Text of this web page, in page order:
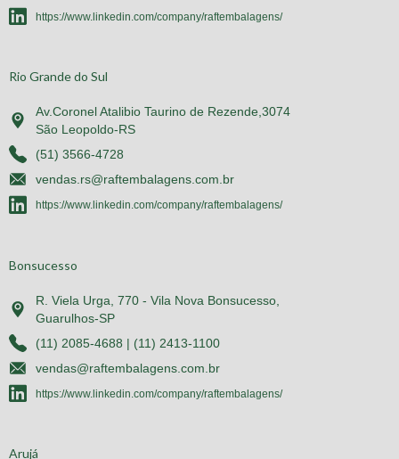
https://www.linkedin.com/company/raftembalagens/
Rio Grande do Sul
Av.Coronel Atalibio Taurino de Rezende,3074
São Leopoldo-RS
(51) 3566-4728
vendas.rs@raftembalagens.com.br
https://www.linkedin.com/company/raftembalagens/
Bonsucesso
R. Viela Urga, 770 - Vila Nova Bonsucesso,
Guarulhos-SP
(11) 2085-4688 | (11) 2413-1100
vendas@raftembalagens.com.br
https://www.linkedin.com/company/raftembalagens/
Arujá